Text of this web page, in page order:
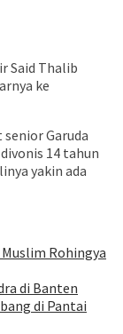
Said Thalib
ke
Garuda
14 tahun
yakin ada
Rohingya
di Banten
di Pantai